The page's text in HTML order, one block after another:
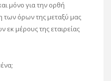
μόνο για την ορθή
των όρων της μεταξύ μας
μέρους της εταιρείας